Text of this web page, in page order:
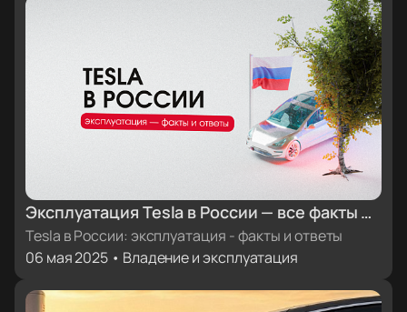
Эксплуатация Tesla в России — все факты и
ответы
Tesla в России: эксплуатация - факты и ответы
06 мая 2025 • Владение и эксплуатация